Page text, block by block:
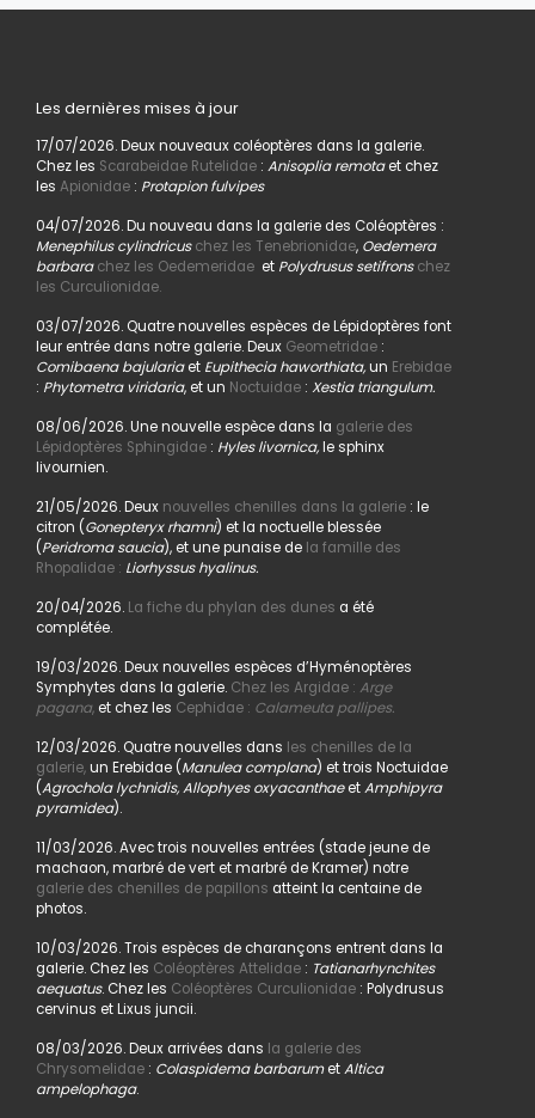
Les dernières mises à jour
17/07/2026. Deux nouveaux coléoptères dans la galerie.
Chez les Scarabeidae Rutelidae: Anisoplia remotaet chez
les Apionidae: Protapion fulvipes
04/07/2026. Du nouveau dans la galerie des Coléoptères :
Menephilus cylindricus chez les Tenebrionidae,Oedemera
barbara chez les Oedemeridaeet Polydrusus setifrons chez
les Curculionidae.
03/07/2026. Quatre nouvelles espèces de Lépidoptères font
leur entrée dans notre galerie. Deux Geometridae:
Comibaena bajulariaet Eupithecia haworthiata,un Erebidae
: Phytometra viridaria, et un Noctuidae: Xestia triangulum.
08/06/2026. Une nouvelle espèce dans la galerie des
Lépidoptères Sphingidae: Hyles livornica,le sphinx
livournien.
21/05/2026. Deux nouvelles chenilles dans la galerie : le
citron (Gonepteryx rhamni) et la noctuelle blessée
(Peridroma saucia), et une punaise dela famille des
Rhopalidae : Liorhyssus hyalinus.
20/04/2026. La fiche du phylan des dunes a été
complétée.
19/03/2026. Deux nouvelles espèces d’Hyménoptères
Symphytes dans la galerie. Chez les Argidae : Arge
pagana,et chez les Cephidae : Calameuta pallipes.
12/03/2026. Quatre nouvelles dans les chenilles de la
galerie,un Erebidae (Manulea complana) et trois Noctuidae
(Agrochola lychnidis, Allophyes oxyacanthaeetAmphipyra
pyramidea).
11/03/2026. Avec trois nouvelles entrées (stade jeune de
machaon, marbré de vert et marbré de Kramer) notre
galerie des chenilles de papillons atteint la centaine de
photos.
10/03/2026. Trois espèces de charançons entrent dans la
galerie. Chez les Coléoptères Attelidae: Tatianarhynchites
aequatus. Chez les Coléoptères Curculionidae: Polydrusus
cervinus et Lixus juncii.
08/03/2026. Deux arrivées dans la galerie des
Chrysomelidae: Colaspidema barbarumetAltica
ampelophaga.